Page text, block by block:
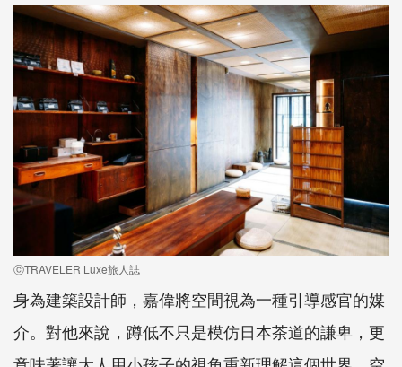
ⓒTRAVELER Luxe旅人誌
身為建築設計師，嘉偉將空間視為一種引導感官的媒
介。對他來說，蹲低不只是模仿日本茶道的謙卑，更